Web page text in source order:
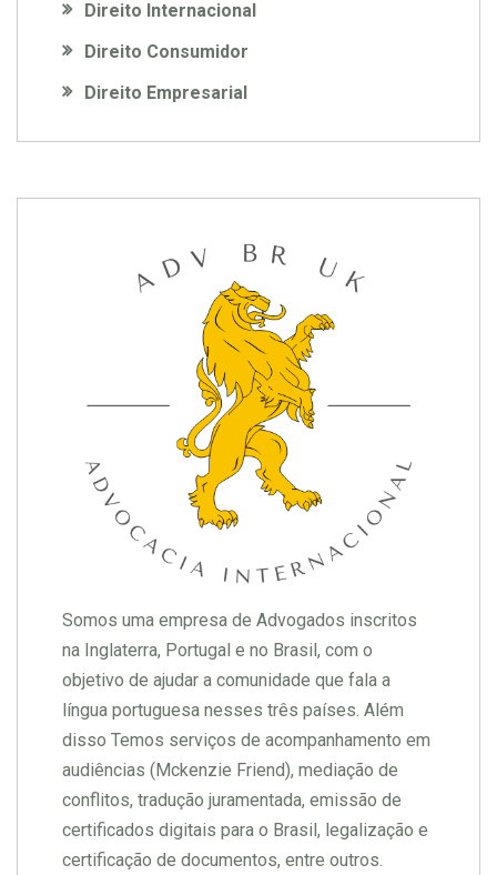
Direito Internacional
Direito Consumidor
Direito Empresarial
Somos uma empresa de Advogados inscritos
na Inglaterra, Portugal e no Brasil, com o
objetivo de ajudar a comunidade que fala a
língua portuguesa nesses três países. Além
disso Temos serviços de acompanhamento em
audiências (Mckenzie Friend), mediação de
conflitos, tradução juramentada, emissão de
certificados digitais para o Brasil, legalização e
certificação de documentos, entre outros.